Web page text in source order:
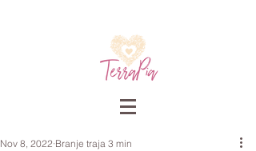
Nov 8, 2022 Branje traja 3 min